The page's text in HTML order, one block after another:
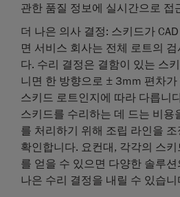
관한 품질 정보에 실시간으로 접
더 나은 의사 결정: 스키드가
면 서비스 회사는 전체 로트의
다. 수리 결정은 결함이 있는 스
니면 한 방향으로 ± 3mm 편차
스키드 로트인지에 따라 다릅니
스키드를 수리하는 데 드는 비용
를 처리하기 위해 조립 라인을
확인합니다. 요컨대, 각각의 스
를 얻을 수 있으면 다양한 솔루
나은 수리 결정을 내릴 수 있습니